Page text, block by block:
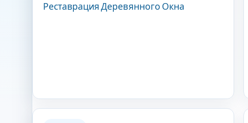
Реставрация Деревянного Окна